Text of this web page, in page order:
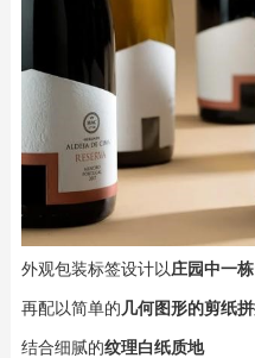
外观包装标签设计以庄园中一
再配以简单的 几何图形的剪纸
结合细腻的纹理白纸质地